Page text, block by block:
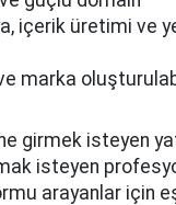
içerik üretimi ve
marka
girmek isteyen
isteyen
arayanlar için